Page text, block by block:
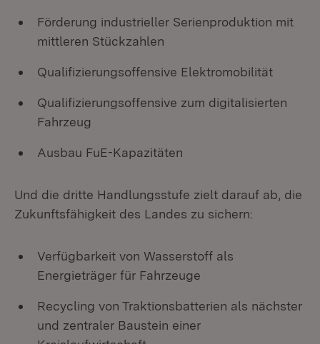
Förderung industrieller Serienproduktion mit
mittleren Stückzahlen
Qualifizierungsoffensive Elektromobilität
Qualifizierungsoffensive zum digitalisierten
Fahrzeug
Ausbau FuE-Kapazitäten
Und die dritte Handlungsstufe zielt darauf ab, die
Zukunftsfähigkeit des Landes zu sichern:
Verfügbarkeit von Wasserstoff als
Energieträger für Fahrzeuge
Recycling von Traktionsbatterien als nächster
und zentraler Baustein einer